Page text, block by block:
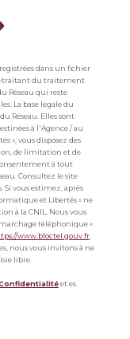
dans un fichier
traitant du traitement
Réseau qui reste
La base légale du
Réseau. Elles sont
à l'Agence / au
», vous disposez des
de limitation et de
à tout
Consultez le site
Si vous estimez, après
et Libertés » ne
à la CNIL. Nous vous
téléphonique «
www.bloctel.gouv.fr
nous vous invitons à ne
libre.
et es